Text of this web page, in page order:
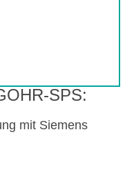
SPS:
mit Siemens